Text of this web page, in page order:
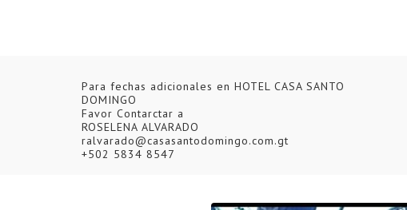
Para fechas adicionales en HOTEL CASA SANTO
DOMINGO
Favor Contarctar a
ROSELENA ALVARADO
ralvarado@casasantodomingo.com.gt
+502 5834 8547